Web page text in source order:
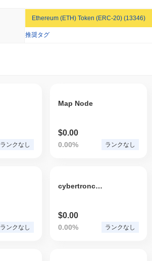
Ethereum (ETH) Token (ERC-20) (13346)
推奨タグ
ランクなし
Map Node
$0.00
0.00% ランクなし
ランクなし
cybertronchain
$0.00
0.00% ランクなし